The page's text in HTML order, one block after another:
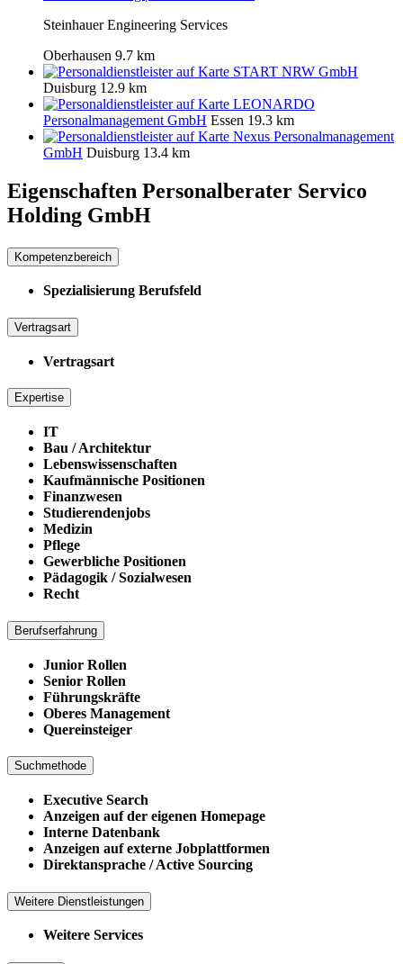
Steinhauer Engineering Services
Oberhausen 9.7 km
START NRW GmbH
Duisburg 12.9 km
LEONARDO
Personalmanagement GmbH Essen 19.3 km
Nexus Personalmanagement
GmbH Duisburg 13.4 km
Eigenschaften Personalberater Servico
Holding GmbH
Kompetenzbereich
Spezialisierung Berufsfeld
Vertragsart
Vertragsart
Expertise
IT
Bau / Architektur
Lebenswissenschaften
Kaufmännische Positionen
Finanzwesen
Studierendenjobs
Medizin
Pflege
Gewerbliche Positionen
Pädagogik / Sozialwesen
Recht
Berufserfahrung
Junior Rollen
Senior Rollen
Führungskräfte
Oberes Management
Quereinsteiger
Suchmethode
Executive Search
Anzeigen auf der eigenen Homepage
Interne Datenbank
Anzeigen auf externe Jobplattformen
Direktansprache / Active Sourcing
Weitere Dienstleistungen
Weitere Services